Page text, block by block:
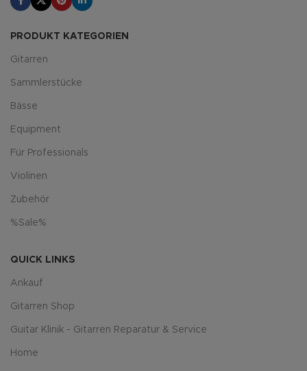
PRODUKT KATEGORIEN
Gitarren
Sammlerstücke
Bässe
Equipment
Für Professionals
Violinen
Zubehör
%Sale%
QUICK LINKS
Ankauf
Gitarren Shop
Guitar Klinik - Gitarren Reparatur & Service
Home